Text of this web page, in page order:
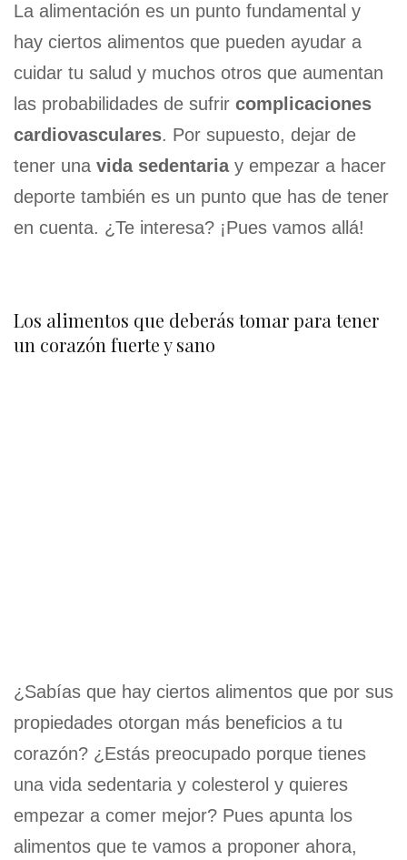
La alimentación es un punto fundamental y
hay ciertos alimentos que pueden ayudar a
cuidar tu salud y muchos otros que aumentan
las probabilidades de sufrir complicaciones
cardiovasculares. Por supuesto, dejar de
tener una vida sedentariay empezar a hacer
deporte también es un punto que has de tener
en cuenta. ¿Te interesa? ¡Pues vamos allá!
Los alimentos que deberás tomar para tener
un corazón fuerte y sano
¿Sabías que hay ciertos alimentos que por sus
propiedades otorgan más beneficios a tu
corazón? ¿Estás preocupado porque tienes
una vida sedentaria y colesterol y quieres
empezar a comer mejor? Pues apunta los
alimentos que te vamos a proponer ahora,